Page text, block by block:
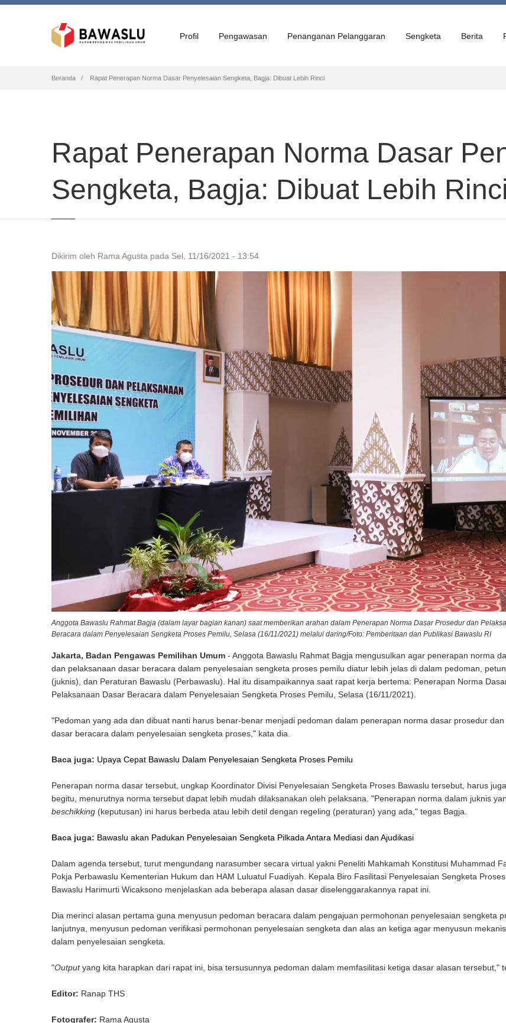
Profil Pengawasan Penanganan Pelanggaran Sengketa Berita
Breadcrumb
Beranda Rapat Penerapan Norma Dasar Penyelesaian Sengketa, Bagja: Dibuat Lebih Rinci
Rapat Penerapan Norma Dasar
Sengketa, Bagja: Dibuat Lebih Rinci
Dikirim oleh Rama Agusta pada Sel, 11/16/2021 - 13:54
Anggota Bawaslu Rahmat Bagja (dalam layar bagian kanan) saat memberikan arahan dalam Penerapan Norma Dasar Prosedur dan
Beracara dalam Penyelesaian Sengketa Proses Pemilu, Selasa (16/11/2021) melalui daring/Foto: Pemberitaan dan Publikasi Bawaslu RI
Jakarta, Badan Pengawas Pemilihan Umum - Anggota Bawaslu Rahmat Bagja mengusulkan agar penerapan norma
dan pelaksanaan dasar beracara dalam penyelesaian sengketa proses pemilu diatur lebih jelas di dalam pedoman,
(juknis), dan Peraturan Bawaslu (Perbawaslu). Hal itu disampaikannya saat rapat kerja bertema: Penerapan Norma
Pelaksanaan Dasar Beracara dalam Penyelesaian Sengketa Proses Pemilu, Selasa (16/11/2021).
"Pedoman yang ada dan dibuat nanti harus benar-benar menjadi pedoman dalam penerapan norma dasar prosedur dan
dasar beracara dalam penyelesaian sengketa proses," kata dia.
Baca juga: Upaya Cepat Bawaslu Dalam Penyelesaian Sengketa Proses Pemilu
Penerapan norma dasar tersebut, ungkap Koordinator Divisi Penyelesaian Sengketa Proses Bawaslu tersebut, harus
begitu, menurutnya norma tersebut dapat lebih mudah dilaksanakan oleh pelaksana. "Penerapan norma dalam juknis
beschikking (keputusan) ini harus berbeda atau lebih detil dengan regeling (peraturan) yang ada," tegas Bagja.
Baca juga: Bawaslu akan Padukan Penyelesaian Sengketa Pilkada Antara Mediasi dan Ajudikasi
Dalam agenda tersebut, turut mengundang narasumber secara virtual yakni Peneliti Mahkamah Konstitusi Muhammad
Pokja Perbawaslu Kementerian Hukum dan HAM Luluatul Fuadiyah. Kepala Biro Fasilitasi Penyelesaian Sengketa
Bawaslu Harimurti Wicaksono menjelaskan ada beberapa alasan dasar diselenggarakannya rapat ini.
Dia merinci alasan pertama guna menyusun pedoman beracara dalam pengajuan permohonan penyelesaian sengketa
lanjutnya, menyusun pedoman verifikasi permohonan penyelesaian sengketa dan alas an ketiga agar menyusun
dalam penyelesaian sengketa.
"Outputyang kita harapkan dari rapat ini, bisa tersusunnya pedoman dalam memfasilitasi ketiga dasar alasan tersebut,"
Editor: Ranap THS
Fotografer: Rama Agusta